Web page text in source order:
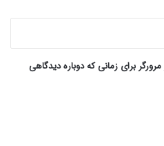
برای زمانی که دوباره دیدگاهی